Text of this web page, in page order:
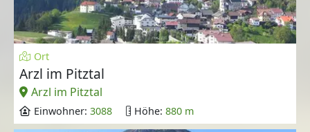
Ort
Arzl im Pitztal
Arzl im Pitztal
Einwohner: 3088 Höhe: 880 m